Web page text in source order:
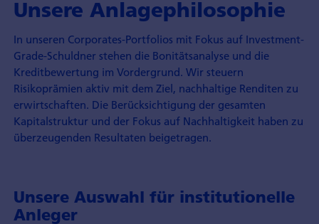
Unsere Anlagephilosophie
In unseren Corporates-Portfolios mit Fokus auf Investment-
Grade-Schuldner stehen die Bonitätsanalyse und die
Kreditbewertung im Vordergrund. Wir steuern
Risikoprämien aktiv mit dem Ziel, nachhaltige Renditen zu
erwirtschaften. Die Berücksichtigung der gesamten
Kapitalstruktur und der Fokus auf Nachhaltigkeit haben zu
überzeugenden Resultaten beigetragen.
Unsere Auswahl für institutionelle
Anleger